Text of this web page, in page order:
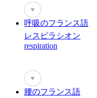
♥
呼吸のフランス語
レスピラシオン
respiration
♥
腰のフランス語